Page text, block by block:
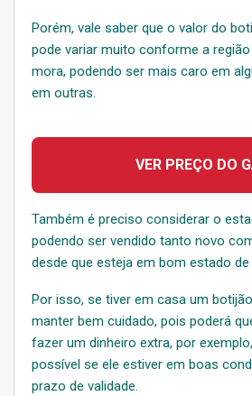
Porém, vale saber que o valor do
pode variar muito conforme a
mora, podendo ser mais caro em
em outras.
VER PREÇO DO
Também é preciso considerar o
podendo ser vendido tanto novo
desde que esteja em bom estado
Por isso, se tiver em casa um
manter bem cuidado, pois poderá
fazer um dinheiro extra, por
possível se ele estiver em boas
prazo de validade.